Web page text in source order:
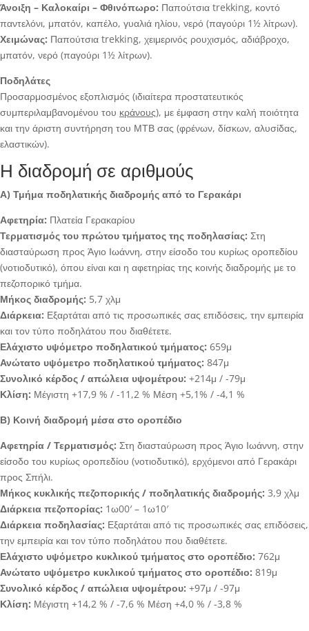
Άνοιξη – Καλοκαίρι – Φθινόπωρο: Παπούτσια trekking, κοντό
παντελόνι, μπατόν, καπέλο, γυαλιά ηλίου, νερό (παγούρι 1½ λίτρων).
Χειμώνας: Παπούτσια trekking, χειμερινός ρουχισμός, αδιάβροχο,
μπατόν, νερό (παγούρι 1½ λίτρων).
Ποδηλάτες
Προσαρμοσμένος εξοπλισμός (ιδιαίτερα προστατευτικός
συμπεριλαμβανομένου του κράνους), με έμφαση στην καλή ποιότητα
και την άριστη συντήρηση του ΜΤΒ σας (φρένων, δίσκων, αλυσίδας,
ελαστικών).
Η διαδρομή σε αριθμούς
Α) Τμήμα ποδηλατικής διαδρομής από το Γερακάρι
Αφετηρία: Πλατεία Γερακαρίου
Τερματισμός του πρώτου τμήματος της ποδηλασίας: Στη
διασταύρωση προς Άγιο Ιωάννη, στην είσοδο του κυρίως οροπεδίου
(νοτιοδυτικό), όπου είναι και η αφετηρίας της κοινής διαδρομής με το
πεζοπορικό τμήμα.
Μήκος διαδρομής: 5,7 χλμ
Διάρκεια: Εξαρτάται από τις προσωπικές σας επιδόσεις, την εμπειρία
και τον τύπο ποδηλάτου που διαθέτετε.
Ελάχιστο υψόμετρο ποδηλατικού τμήματος: 659μ
Ανώτατο υψόμετρο ποδηλατικού τμήματος: 847μ
Συνολικό κέρδος / απώλεια υψομέτρου: +214μ / -79μ
Κλίση: Μέγιστη +17,9 % / -11,2 % Μέση +5,1% / -4,1 %
Β) Κοινή διαδρομή μέσα στο οροπέδιο
Αφετηρία / Τερματισμός: Στη διασταύρωση προς Άγιο Ιωάννη, στην
είσοδο του κυρίως οροπεδίου (νοτιοδυτικό), ερχόμενοι από Γερακάρι
προς Σπήλι.
Μήκος κυκλικής πεζοπορικής / ποδηλατικής διαδρομής: 3,9 χλμ
Διάρκεια πεζοπορίας: 1ω00′ – 1ω10′
Διάρκεια ποδηλασίας: Εξαρτάται από τις προσωπικές σας επιδόσεις,
την εμπειρία και τον τύπο ποδηλάτου που διαθέτετε.
Ελάχιστο υψόμετρο κυκλικού τμήματος στο οροπέδιο: 762μ
Ανώτατο υψόμετρο κυκλικού τμήματος στο οροπέδιο: 819μ
Συνολικό κέρδος / απώλεια υψομέτρου: +97μ / -97μ
Κλίση: Μέγιστη +14,2 % / -7,6 % Μέση +4,0 % / -3,8 %